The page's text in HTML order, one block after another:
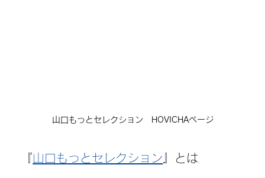
山口もっとセレクション　HOVICHAページ
『山口もっとセレクション 』とは